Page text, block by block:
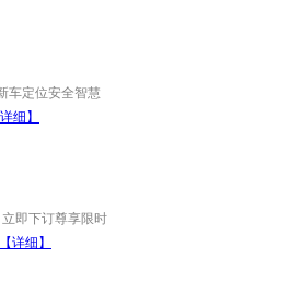
车定位安全智慧
详细】
即下订尊享限时
【详细】